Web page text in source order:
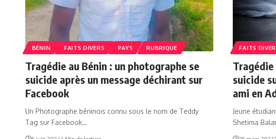
BÉNIN FAITS DIVERS PAYS RUBRIQUE
Tragédie au Bénin : un photographe se
suicide après un message déchirant sur
Facebook
Un Photographe béninois connu sous le nom de Teddy
Tag sur Facebook…
FAITS
Tragédie
suicide
ami en
Jeune
Shetima